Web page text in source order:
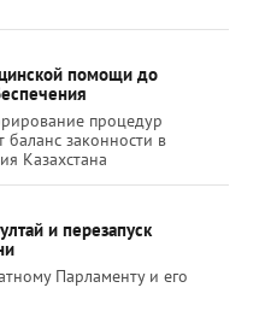
помощи до
процедур
законности в
Казахстана
и перезапуск
Парламенту и его